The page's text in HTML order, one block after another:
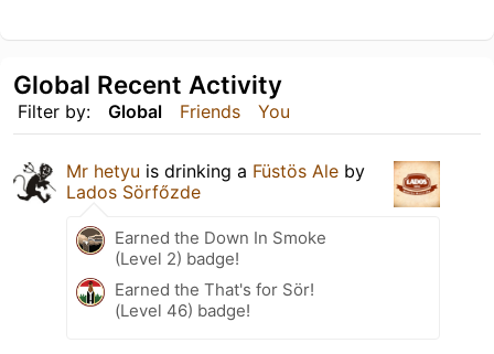
Filter by: Global Friends You
Global Recent Activity
Mr hetyu is drinking a Füstös Ale by
Lados Sörfőzde
Earned the Down In Smoke
(Level 2) badge!
Earned the That's for Sör!
(Level 46) badge!